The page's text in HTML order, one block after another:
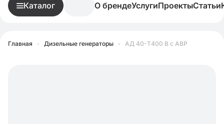
Каталог О брендеУслугиПроектыСтатьи
Главная • Дизельные генераторы • АД 40-Т400 В с АВР